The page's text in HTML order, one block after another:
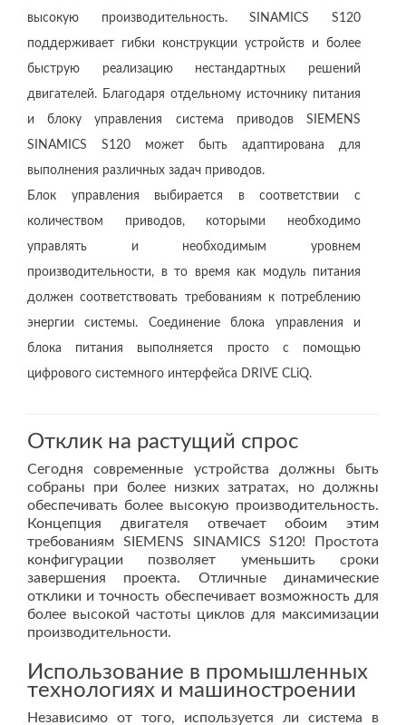
высокую производительность. SINAMICS S120
поддерживает гибки конструкции устройств и более
быструю реализацию нестандартных решений
двигателей. Благодаря отдельному источнику питания
и блоку управления система приводов SIEMENS
SINAMICS S120 может быть адаптирована для
выполнения различных задач приводов.
Блок управления выбирается в соответствии с
количеством приводов, которыми необходимо
управлять и необходимым уровнем
производительности, в то время как модуль питания
должен соответствовать требованиям к потреблению
энергии системы. Соединение блока управления и
блока питания выполняется просто с помощью
цифрового системного интерфейса DRIVE CLiQ.
Отклик на растущий спрос
Сегодня современные устройства должны быть
собраны при более низких затратах, но должны
обеспечивать более высокую производительность.
Концепция двигателя отвечает обоим этим
требованиям SIEMENS SINAMICS S120! Простота
конфигурации позволяет уменьшить сроки
завершения проекта. Отличные динамические
отклики и точность обеспечивает возможность для
более высокой частоты циклов для максимизации
производительности.
Использование в промышленных
технологиях и машиностроении
Независимо от того, используется ли система в